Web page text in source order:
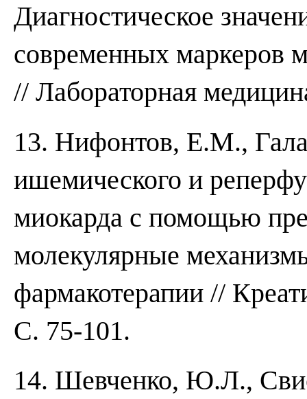
Диагностическое
современных маркеров
// Лабораторная
13. Нифонтов, Е.М.,
ишемического и
миокарда с помощью
молекулярные
фармакотерапии //
С. 75-101.
14. Шевченко, Ю.Л.,